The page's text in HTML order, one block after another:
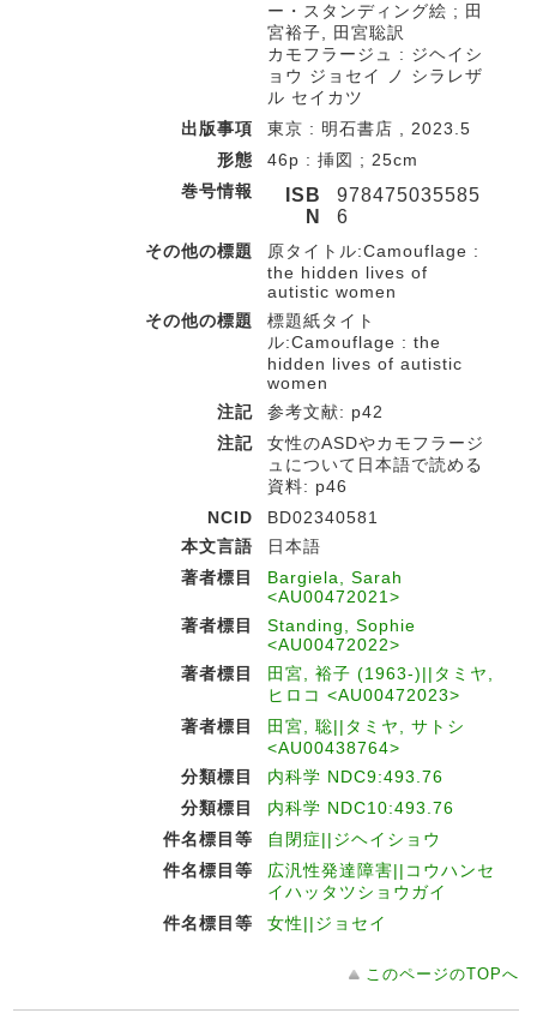
ー・スタンディング絵 ; 田
宮裕子, 田宮聡訳
カモフラージュ : ジヘイシ
ョウ ジョセイ ノ シラレザ
ル セイカツ
出版事項
東京 : 明石書店 , 2023.5
形態
46p : 挿図 ; 25cm
巻号情報
ISB
N
978475035585
6
その他の標題
原タイトル:Camouflage :
the hidden lives of
autistic women
その他の標題
標題紙タイト
ル:Camouflage : the
hidden lives of autistic
women
注記
参考文献: p42
注記
女性のASDやカモフラージ
ュについて日本語で読める
資料: p46
NCID
BD02340581
本文言語
日本語
著者標目
Bargiela, Sarah
<AU00472021>
著者標目
Standing, Sophie
<AU00472022>
著者標目
田宮, 裕子 (1963-)||タミヤ,
ヒロコ <AU00472023>
著者標目
田宮, 聡||タミヤ, サトシ
<AU00438764>
分類標目
内科学 NDC9:493.76
分類標目
内科学 NDC10:493.76
件名標目等
自閉症||ジヘイショウ
件名標目等
広汎性発達障害||コウハンセ
イハッタツショウガイ
件名標目等
女性||ジョセイ
このページのTOPへ